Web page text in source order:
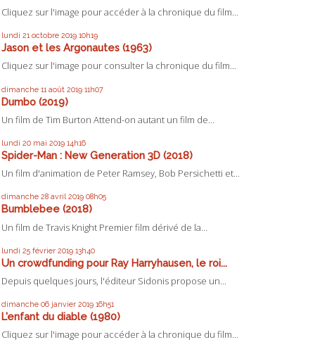
Cliquez sur l'image pour accéder à la chronique du film...
lundi 21 octobre 2019 10h19
Jason et les Argonautes (1963)
Cliquez sur l'image pour consulter la chronique du film...
dimanche 11 août 2019 11h07
Dumbo (2019)
Un film de Tim Burton Attend-on autant un film de...
lundi 20 mai 2019 14h16
Spider-Man : New Generation 3D (2018)
Un film d'animation de Peter Ramsey, Bob Persichetti et...
dimanche 28 avril 2019 08h05
Bumblebee (2018)
Un film de Travis Knight Premier film dérivé de la...
lundi 25 février 2019 13h40
Un crowdfunding pour Ray Harryhausen, le roi...
Depuis quelques jours, l'éditeur Sidonis propose un...
dimanche 06 janvier 2019 16h51
L'enfant du diable (1980)
Cliquez sur l'image pour accéder à la chronique du film...